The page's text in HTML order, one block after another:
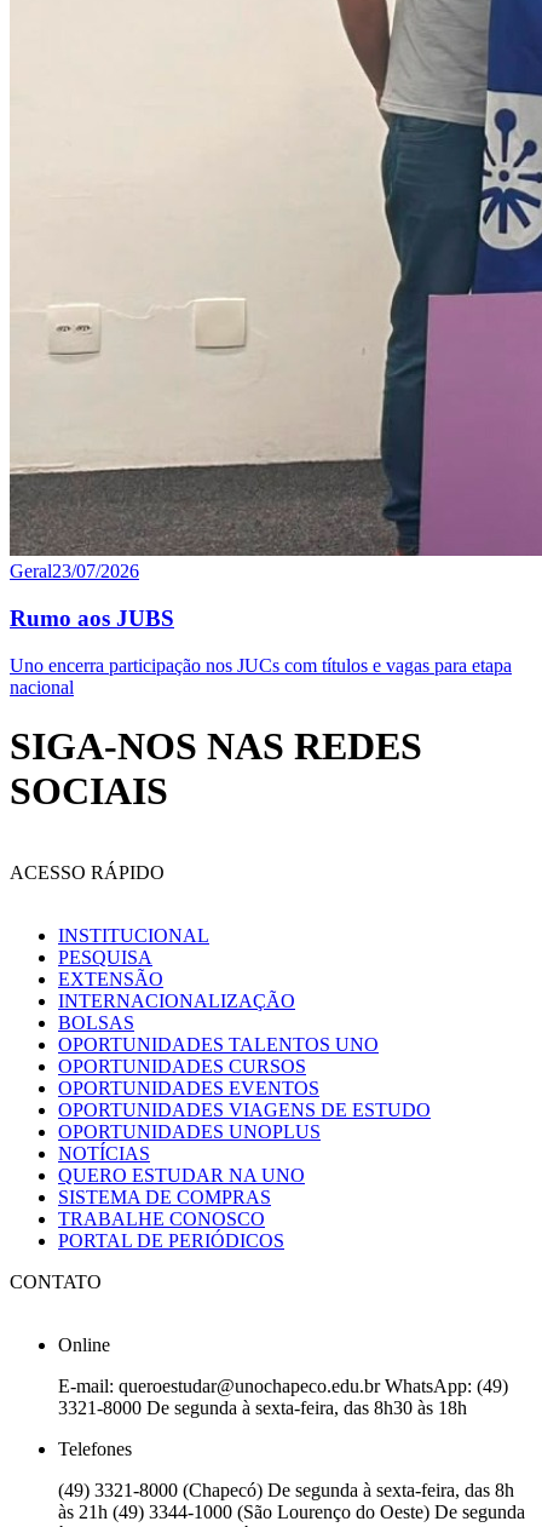
Geral23/07/2026
Rumo aos JUBS
Uno encerra participação nos JUCs com títulos e vagas para etapa
nacional
SIGA-NOS NAS REDES
SOCIAIS
ACESSO RÁPIDO
INSTITUCIONAL
PESQUISA
EXTENSÃO
INTERNACIONALIZAÇÃO
BOLSAS
OPORTUNIDADES TALENTOS UNO
OPORTUNIDADES CURSOS
OPORTUNIDADES EVENTOS
OPORTUNIDADES VIAGENS DE ESTUDO
OPORTUNIDADES UNOPLUS
NOTÍCIAS
QUERO ESTUDAR NA UNO
SISTEMA DE COMPRAS
TRABALHE CONOSCO
PORTAL DE PERIÓDICOS
CONTATO
Online
E-mail: queroestudar@unochapeco.edu.br WhatsApp: (49)
3321-8000 De segunda à sexta-feira, das 8h30 às 18h
Telefones
(49) 3321-8000 (Chapecó) De segunda à sexta-feira, das 8h
às 21h (49) 3344-1000 (São Lourenço do Oeste) De segunda